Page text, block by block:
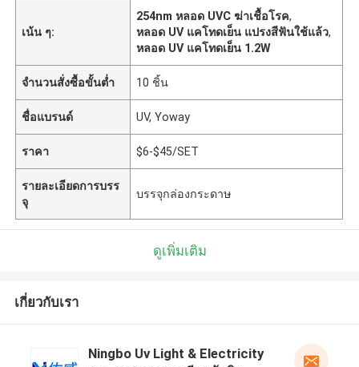
เน้น ๆ:
254nm หลอด UVC ฆ่าเชื้อโรค,
หลอด UV แคโทดเย็น แปรงสีฟันใช้แล้ว,
หลอด UV แคโทดเย็น 1.2W
จำนวนสั่งซื้อขั้นต่ำ 10 ชิ้น
ชื่อแบรนด์ UV, Yoway
ราคา $6-$45/SET
รายละเอียดการบรร
จุ
บรรจุกล่องกระดาษ
ดูเพิ่มเติม
เกี่ยวกับเรา
Ningbo Uv Light & Electricity